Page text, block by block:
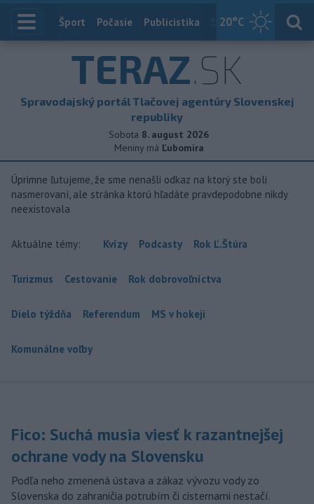
20°C
Index
Šport Počasie Publicistika Slovensko
TERAZ.SK
Spravodajský portál Tlačovej agentúry Slovenskej
republiky
Sobota 8. august 2026
Meniny má Ľubomíra
Úprimne ľutujeme, že sme nenašli odkaz na ktorý ste boli
nasmerovaní, ale stránka ktorú hľadáte pravdepodobne nikdy
neexistovala
Aktuálne témy: Kvízy Podcasty Rok Ľ.Štúra
Turizmus Cestovanie Rok dobrovoľníctva
Dielo týždňa Referendum MS v hokeji
Komunálne voľby
Fico: Suchá musia viesť k razantnejšej
ochrane vody na Slovensku
Podľa neho zmenená ústava a zákaz vývozu vody zo
Slovenska do zahraničia potrubím či cisternami nestačí.